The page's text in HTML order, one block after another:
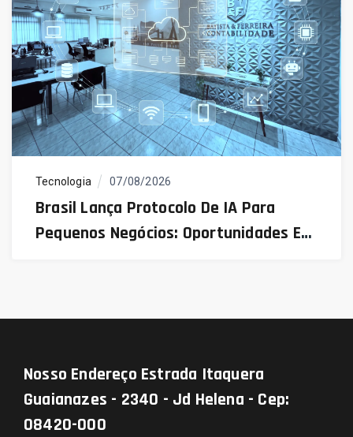
Tecnologia 07/08/2026
Brasil Lança Protocolo De IA Para
Pequenos Negócios: Oportunidades E
Nosso Endereço Estrada Itaquera
Guaianazes - 2340 - Jd Helena - Cep:
08420-000